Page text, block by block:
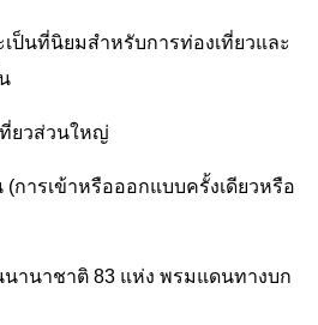
ป็นที่นิยมสำหรับการท่องเที่ยวและ
ยวส่วนใหญ่
(การเข้าหรือออกแบบครั้งเดียวหรือ
านาชาติ 83 แห่ง พรมแดนทางบก